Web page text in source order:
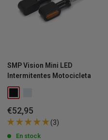
SMP Vision Mini LED
Intermitentes Motocicleta
Precio
de
venta
€52,95
(3)
En stock